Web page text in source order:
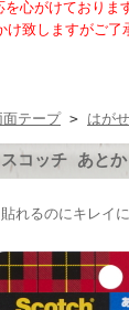
心がけておりま
け致しますがご了
面テープ> はが
コッチ あと
れるのにキレイ